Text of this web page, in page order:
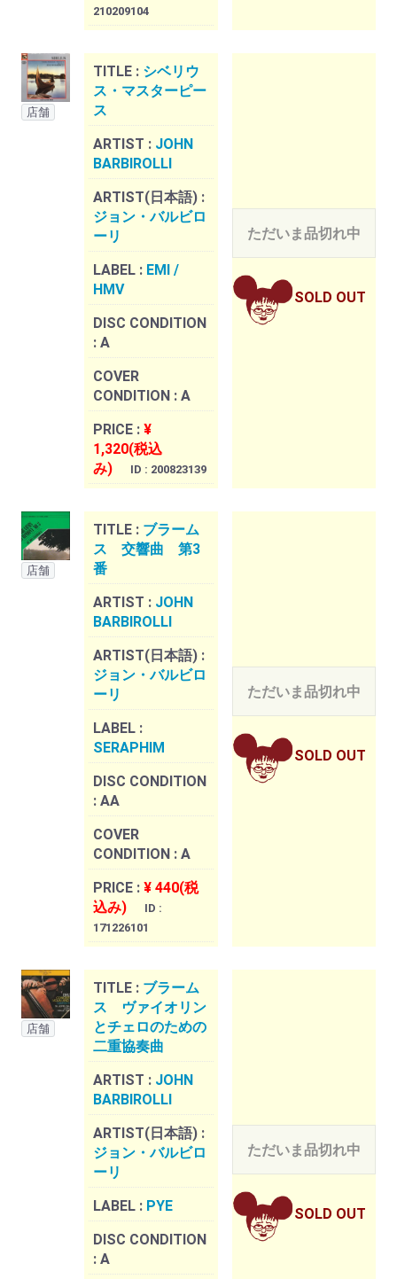
210209104
店舗
TITLE : シベリウ
ス・マスターピー
ス
ARTIST : JOHN
BARBIROLLI
ARTIST(日本語) :
ジョン・バルビロ
ーリ
LABEL : EMI /
HMV
DISC CONDITION
: A
COVER
CONDITION : A
PRICE : ¥
1,320(税込
み)
ID : 200823139
ただいま品切れ中
SOLD OUT
店舗
TITLE : ブラーム
ス 交響曲 第3
番
ARTIST : JOHN
BARBIROLLI
ARTIST(日本語) :
ジョン・バルビロ
ーリ
LABEL :
SERAPHIM
DISC CONDITION
: AA
COVER
CONDITION : A
PRICE : ¥ 440(税
込み)
ID :
171226101
ただいま品切れ中
SOLD OUT
店舗
TITLE : ブラーム
ス ヴァイオリン
とチェロのための
二重協奏曲
ARTIST : JOHN
BARBIROLLI
ARTIST(日本語) :
ジョン・バルビロ
ーリ
LABEL : PYE
DISC CONDITION
: A
ただいま品切れ中
SOLD OUT